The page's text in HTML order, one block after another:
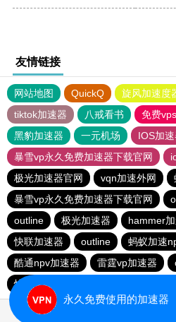
友情链接
网站地图 QuickQ 旋风加速度
tiktok加速器
八戒看书
免费
黑豹加速器
一元机场 IOS加速
暴雪vp永久免费加速器下载官网
极光加速器官网
vqn加速外网
暴雪vp永久免费加速器下载官网
outline
极光加速器 hammer
快联加速器
outline
蚂蚁加速
酷通npv加速器
雷霆vp加速器
快连加速器app
永久免费使用的加速器